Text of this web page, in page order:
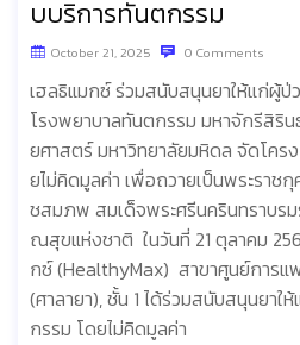
บบริการทันตกรรม
October 21, 2025 0 Comments
เฮลธิแมกซ์ ร่วมสนับสนุนยาให้แก่ผู้ป่
โรงพยาบาลทันตกรรม มหาจักรีสิริ
ยศาสตร์ มหาวิทยาลัยมหิดล จัดโคร
ยไม่คิดมูลค่า เพื่อถวายเป็นพระราช
ชสมภพ สมเด็จพระศรีนครินทราบรม
ณสุขแห่งชาติ ในวันที่ 21 ตุลาคม
กซ์ (HealthyMax) สาขาศูนย์การ
(ศาลายา), ชั้น 1 ได้ร่วมสนับสนุนยาใ
กรรม โดยไม่คิดมูลค่า